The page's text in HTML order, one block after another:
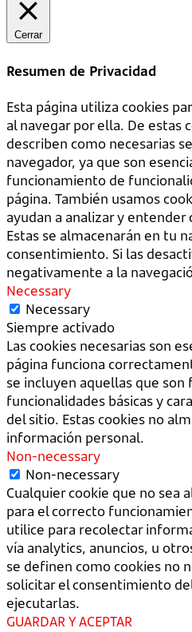
Cerrar
Resumen de Privacidad
Esta página utiliza cookies
al navegar por ella. De estas
describen como necesarias
navegador, ya que son
funcionamiento de
página. También usamos
ayudan a analizar y entender
Estas se almacenarán en tu
consentimiento. Si las
negativamente a la
Necessary
Necessary
Siempre activado
Las cookies necesarias son
página funciona
se incluyen aquellas que
funcionalidades básicas y
del sitio. Estas cookies no
información personal.
Non-necessary
Non-necessary
Cualquier cookie que no sea
para el correcto
utilice para recolectar
vía analytics, anuncios, u
se definen como cookies no
solicitar el consentimiento
ejecutarlas.
GUARDAR Y ACEPTAR